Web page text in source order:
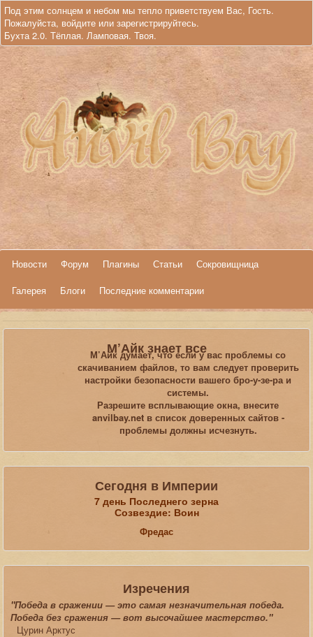
Под этим солнцем и небом мы тепло приветствуем Вас, Гость.
Пожалуйста, войдите или зарегистрируйтесь.
Бухта 2.0. Тёплая. Ламповая. Твоя.
Новости Форум Плагины Статьи
Сокровищница
Галерея
Блоги Последние комментарии
М’Айк знает все
М’Айк думает, что если у вас проблемы со
скачиванием файлов, то вам следует проверить
настройки безопасности вашего бро-у-зе-ра и
системы.
Разрешите всплывающие окна, внесите
anvilbay.net в список доверенных сайтов -
проблемы должны исчезнуть.
Сегодня в Империи
7 день Последнего зерна
Созвездие: Воин
Фредас
Изречения
"Победа в сражении — это самая незначительная победа.
Победа без сражения — вот высочайшее мастерство."
Цурин Арктус